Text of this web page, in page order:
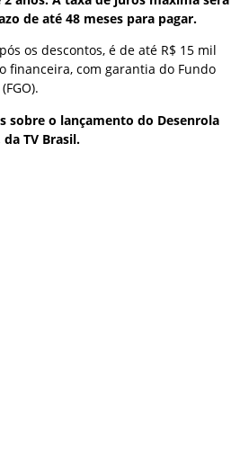
de até 48 meses para pagar.
os descontos, é de até R$ 15 mil
financeira, com garantia do Fundo
sobre o lançamento do Desenrola
TV Brasil.